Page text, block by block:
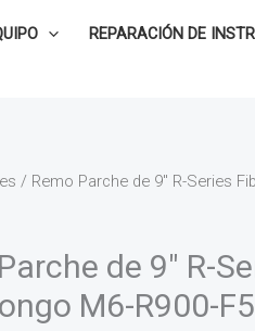
REPARACIÓN DE
/ Remo Parche de 9″ R-Series
de 9″ R-
M6-R900-F5